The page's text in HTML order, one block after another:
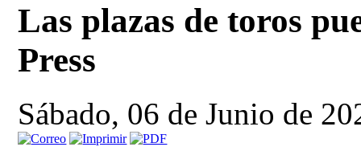
Las plazas de toros
Press
Sábado, 06 de Junio de